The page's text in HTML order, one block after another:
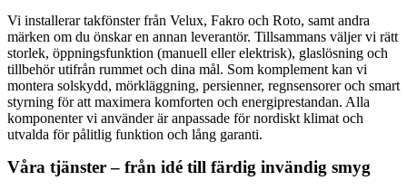
Vi installerar takfönster från Velux, Fakro och Roto, samt andra
märken om du önskar en annan leverantör. Tillsammans väljer vi rätt
storlek, öppningsfunktion (manuell eller elektrisk), glaslösning och
tillbehör utifrån rummet och dina mål. Som komplement kan vi
montera solskydd, mörkläggning, persienner, regnsensorer och smart
styrning för att maximera komforten och energiprestandan. Alla
komponenter vi använder är anpassade för nordiskt klimat och
utvalda för pålitlig funktion och lång garanti.
Våra tjänster – från idé till färdig invändig smyg